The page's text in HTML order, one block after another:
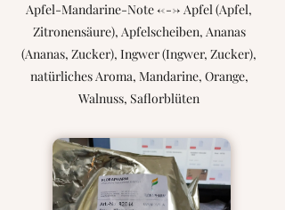
Apfel-Mandarine-Note <---> Apfel (Apfel,
Zitronensäure), Apfelscheiben, Ananas
(Ananas, Zucker), Ingwer (Ingwer, Zucker),
natürliches Aroma, Mandarine, Orange,
Walnuss, Saflorblüten